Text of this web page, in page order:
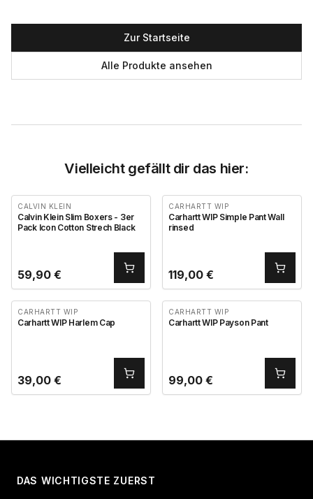
Zur Startseite
Alle Produkte ansehen
Vielleicht gefällt dir das hier:
CALVIN KLEIN
Calvin Klein Slim Boxers - 3er
Pack Icon Cotton Strech Black
59,90 €
CARHARTT WIP
Carhartt WIP Simple Pant Wall
rinsed
119,00 €
CARHARTT WIP
Carhartt WIP Harlem Cap
39,00 €
CARHARTT WIP
Carhartt WIP Payson Pant
99,00 €
DAS WICHTIGSTE ZUERST